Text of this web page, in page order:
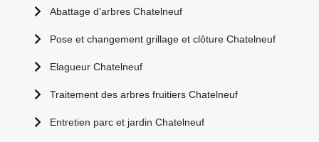
Abattage d'arbres Chatelneuf
Pose et changement grillage et clôture Chatelneuf
Elagueur Chatelneuf
Traitement des arbres fruitiers Chatelneuf
Entretien parc et jardin Chatelneuf